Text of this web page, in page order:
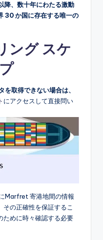
降、数十年にわたる激動
30 か国に存在する唯一の
ング スケ
取得できない場合は、
にアクセスして直接問い
Marfret 寄港地間の情報
の正確性を保証するこ
ために時々確認する必要